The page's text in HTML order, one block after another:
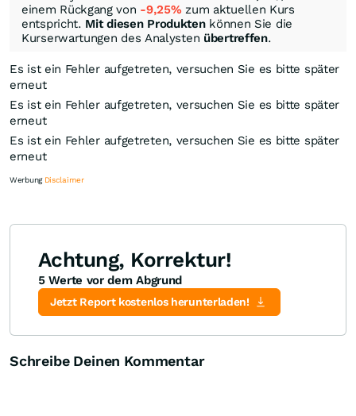
einem Rückgang von -9,25% zum aktuellen Kurs
entspricht. Mit diesen Produktenkönnen Sie die
Kurserwartungen des Analysten übertreffen.
Es ist ein Fehler aufgetreten, versuchen Sie es bitte später
erneut
Es ist ein Fehler aufgetreten, versuchen Sie es bitte später
erneut
Es ist ein Fehler aufgetreten, versuchen Sie es bitte später
erneut
Knock-Out-Suche
Optionsschein-Suche
Zertifikate-Suche
Werbung Disclaimer
Achtung, Korrektur!
5 Werte vor dem Abgrund
Jetzt Report kostenlos herunterladen!
Schreibe Deinen Kommentar